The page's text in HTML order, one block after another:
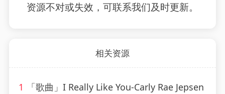
资源不对或失效，可联系我们及时更新。
相关资源
1 「歌曲」I Really Like You-Carly Rae Jepsen